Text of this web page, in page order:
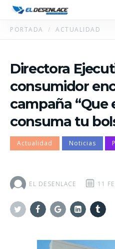
PORTADA ACTUALIDAD
Directora
consumidor
campaña “Que
consuma tu
Actualidad Noticias
EL DESENLACE 11